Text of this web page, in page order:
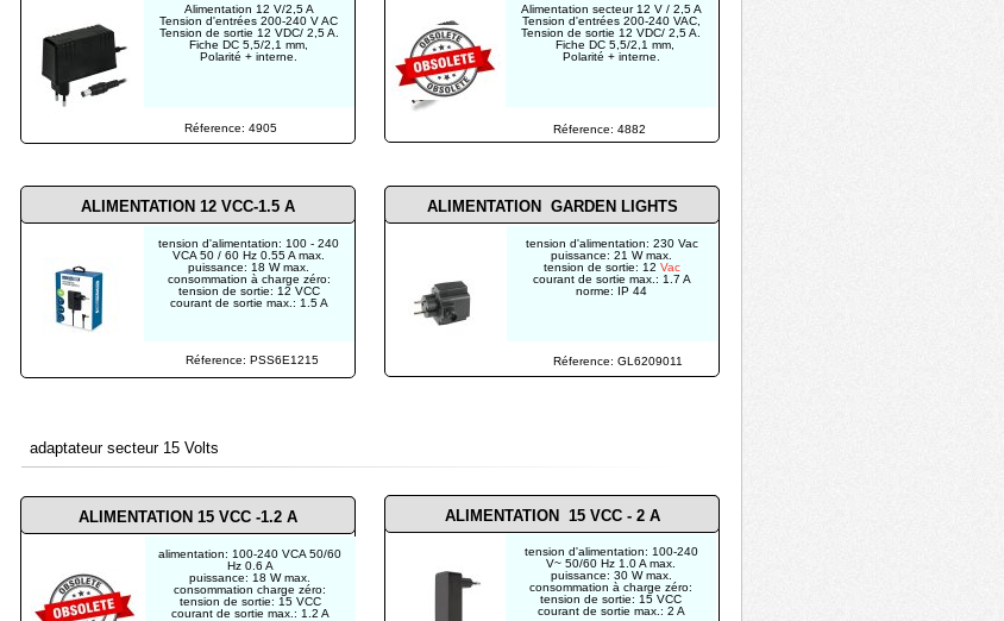
Réference: PSS6E1215
ALIMENTATION 15 VCC - 2 A
ALIMENTATION 12 VCC-1.5 A
tension d'alimentation: 100-240
V~ 50/60 Hz 1.0 A max.
puissance: 30 W max.
consommation à charge zéro:
tension de sortie: 15 VCC
courant de sortie max.: 2 A
tension d'alimentation: 100 - 240
VCA 50 / 60 Hz 0.55 A max.
puissance: 18 W max.
consommation à charge zéro:
tension de sortie: 12 VCC
courant de sortie max.: 1.5 A
alimentation: 100-240 VCA 50/60
Hz 0.6 A
puissance: 18 W max.
consommation charge zéro:
tension de sortie: 15 VCC
courant de sortie max.: 1.2 A
ALIMENTATION 15 VCC -1.2 A
adaptateur secteur 15 Volts
Réference: GL6209011
tension d'alimentation: 230 Vac
puissance: 21 W max.
tension de sortie: 12 Vac
courant de sortie max.: 1.7 A
norme: IP 44
ALIMENTATION GARDEN LIGHTS
Alimentation 12 V/2,5 A
Tension d'entrées 200-240 V AC
Tension de sortie 12 VDC/ 2,5 A.
Fiche DC 5,5/2,1 mm,
Polarité + interne.
Alimentation secteur 12 V / 2,5 A
Tension d'entrées 200-240 VAC,
Tension de sortie 12 VDC/ 2,5 A.
Fiche DC 5,5/2,1 mm,
Polarité + interne.
Réference: 4905 Réference: 4882